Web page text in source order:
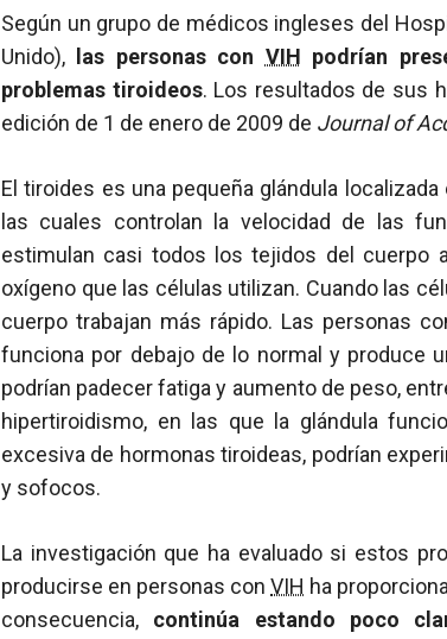
Según un grupo de médicos ingleses del
Unido), las personas con VIH podrían
problemas tiroideos. Los resultados de sus
edición de 1 de enero de 2009 de Journal of
El tiroides es una pequeña glándula
las cuales controlan la velocidad de las
estimulan casi todos los tejidos del cuerpo
oxígeno que las células utilizan. Cuando las
cuerpo trabajan más rápido. Las personas
funciona por debajo de lo normal y produce
podrían padecer fatiga y aumento de peso,
hipertiroidismo, en las que la glándula
excesiva de hormonas tiroideas, podrían
y sofocos.
La investigación que ha evaluado si estos
producirse en personas conVIH ha
consecuencia, continúa estando poco